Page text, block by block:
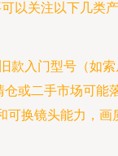
以关注以下几类产
款入门型号（如索
或二手市场可能
可换镜头能力，画